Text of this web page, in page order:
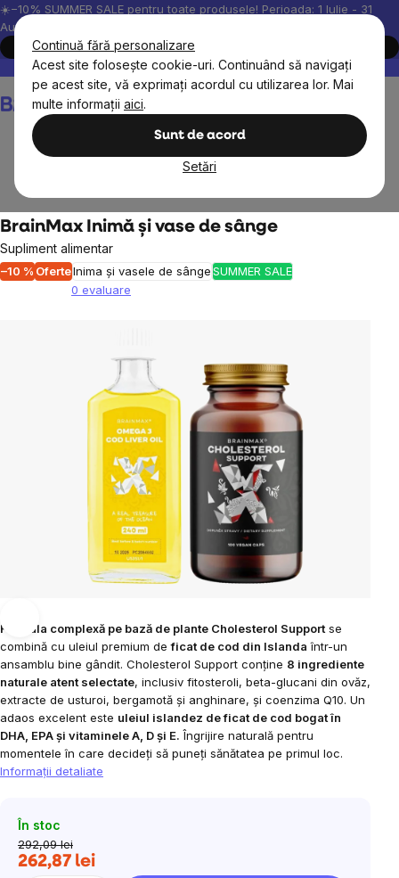
Continuă fără personalizare
Acest site folosește cookie-uri. Continuând să navigați
pe acest site, vă exprimați acordul cu utilizarea lor. Mai
multe informații aici.
Sunt de acord
Setări
Treci
la
conținut
☀️−10% SUMMER SALE pentru toate produsele! Perioada: 1 Iulie - 31
August, 2026.
Cumpără acum
Peste 200.000 de recenzii verificate
Produsele noastre sunt
Coş
de
BrainMax Inimă și vase de sânge
Supliment alimentar
–10 % OferteInima și vasele de sângeSUMMER SALE
0 evaluare
Formula complexă pe bază de plante Cholesterol Support se
combină cu uleiul premium deficat de cod din Islanda într-un
ansamblu bine gândit. Cholesterol Support conține 8 ingrediente
naturale atent selectate, inclusiv fitosteroli, beta-glucani din ovăz,
extracte de usturoi, bergamotă și anghinare, și coenzima Q10. Un
adaos excelent este uleiul islandez de ficat de cod bogat în
DHA, EPA și vitaminele A, D și E. Îngrijire naturală pentru
momentele în care decideți să puneți sănătatea pe primul loc.
Informaţii detaliate
În stoc
292,09 lei
262,87 leiEvaluare